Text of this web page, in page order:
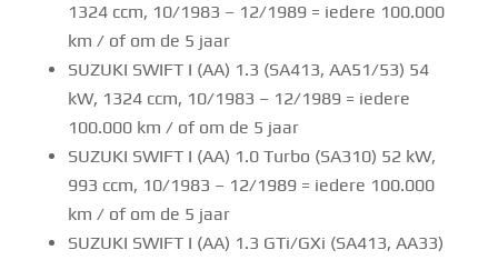
1324 ccm, 10/1983 – 12/1989 = iedere 100.000
km / of om de 5 jaar
SUZUKI SWIFT I (AA) 1.3 (SA413, AA51/53) 54
kW, 1324 ccm, 10/1983 – 12/1989 = iedere
100.000 km / of om de 5 jaar
SUZUKI SWIFT I (AA) 1.0 Turbo (SA310) 52 kW,
993 ccm, 10/1983 – 12/1989 = iedere 100.000
km / of om de 5 jaar
SUZUKI SWIFT I (AA) 1.3 GTi/GXi (SA413, AA33)